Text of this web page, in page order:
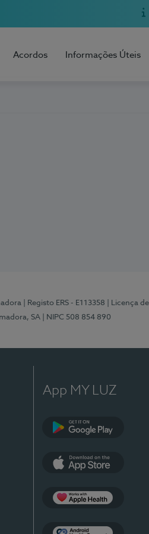
Acordos Informações Úteis
| Registo ERS - E113358 | Licença
SA
| NIPC 508 854 890
App MY LUZ